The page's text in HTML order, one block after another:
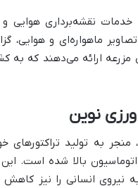
نقشه‌برداری هوایی و
ماهواره‌ای و
مزرعه ارائه می‌دهند که
نوین
منجر به تولید
بالا شده است.
نیروی انسانی را نیز